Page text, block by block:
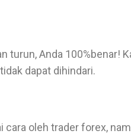
turun, Anda 100%benar!
dapat dihindari.
oleh trader forex,